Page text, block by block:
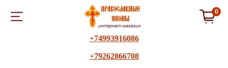
0
+74993916086
+79262866708